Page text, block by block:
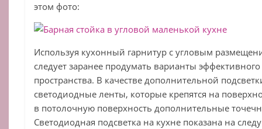
этом фото:
Используя кухонный гарнитур с угловым
следует заранее продумать варианты
пространства. В качестве дополнительной
светодиодные ленты, которые крепятся на
в потолочную поверхность дополнительные
Светодиодная подсветка на кухне показана на